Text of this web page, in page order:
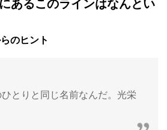
あるこのラインはなんとい
のヒント
ひとりと同じ名前なんだ。光栄